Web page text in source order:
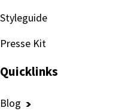
Styleguide
Presse Kit
Quicklinks
Blog